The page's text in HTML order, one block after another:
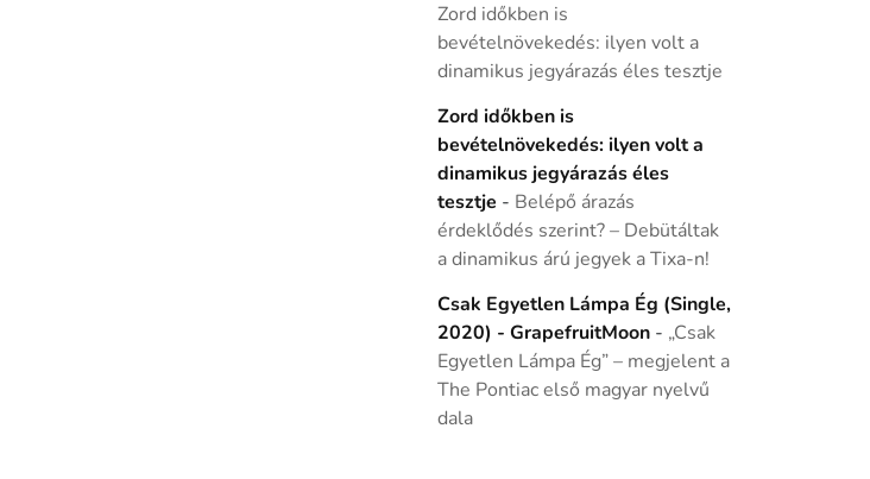
Zord időkben is
bevételnövekedés: ilyen volt a
dinamikus jegyárazás éles tesztje
Zord időkben is
bevételnövekedés: ilyen volt a
dinamikus jegyárazás éles
tesztje - Belépő árazás
érdeklődés szerint? – Debütáltak
a dinamikus árú jegyek a Tixa-n!
Csak Egyetlen Lámpa Ég (Single,
2020) - GrapefruitMoon- „Csak
Egyetlen Lámpa Ég” – megjelent a
The Pontiac első magyar nyelvű
dala